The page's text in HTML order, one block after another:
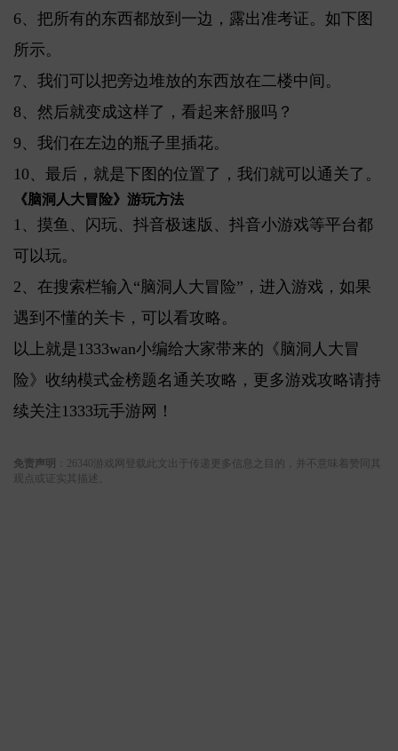
6、把所有的东西都放到一边，露出准考证。如下图
所示。
7、我们可以把旁边堆放的东西放在二楼中间。
8、然后就变成这样了，看起来舒服吗？
9、我们在左边的瓶子里插花。
10、最后，就是下图的位置了，我们就可以通关了。
《脑洞人大冒险》游玩方法
1、摸鱼、闪玩、抖音极速版、抖音小游戏等平台都
可以玩。
2、在搜索栏输入“脑洞人大冒险”，进入游戏，如果
遇到不懂的关卡，可以看攻略。
以上就是1333wan小编给大家带来的《脑洞人大冒
险》收纳模式金榜题名通关攻略，更多游戏攻略请持
续关注1333玩手游网！
免责声明
：26340游戏网登载此文出于传递更多信息之目的，并不意味着赞同其
观点或证实其描述。